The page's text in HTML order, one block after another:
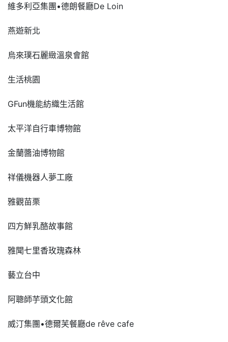
維多利亞集團•德朗餐廳De Loin
燕遊新北
烏來璞石麗緻溫泉會館
生活桃園
GFun機能紡織生活館
太平洋自行車博物館
金蘭醬油博物館
祥儀機器人夢工廠
雅觀苗栗
四方鮮乳酪故事館
雅聞七里香玫瑰森林
藝立台中
阿聰師芋頭文化館
威汀集團•德爾芙餐廳de rêve cafe